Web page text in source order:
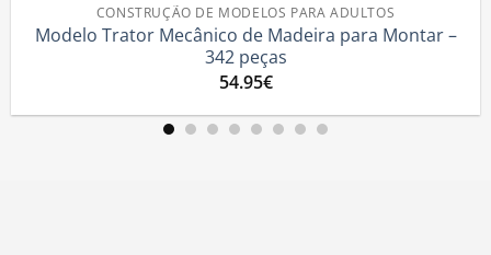
CONSTRUÇÃO DE MODELOS PARA ADULTOS
Trator Mecânico de Madeira para Montar –